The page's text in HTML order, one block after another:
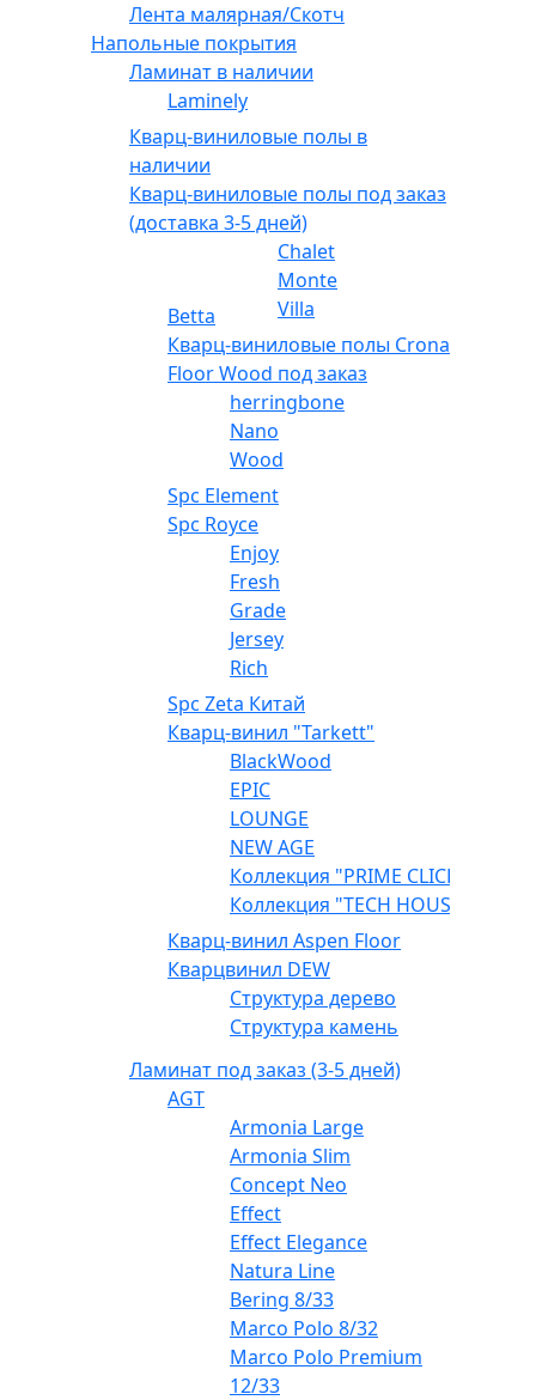
Лента малярная/Скотч
Напольные покрытия
Ламинат в наличии
Laminely
Кварц-виниловые полы в
наличии
Кварц-виниловые полы под заказ
(доставка 3-5 дней)
Betta
Chalet
Monte
Villa
Кварц-виниловые полы Crona
Floor Wood под заказ
herringbone
Nano
Wood
Spc Element
Spc Royce
Enjoy
Fresh
Grade
Jersey
Rich
Spc Zeta Китай
Кварц-винил "Tarkett"
BlackWood
EPIC
LOUNGE
NEW AGE
Коллекция "PRIME CLICK"
Коллекция "TECH HOUSE"
Кварц-винил Aspen Floor
Кварцвинил DEW
Структура дерево
Структура камень
Ламинат под заказ (3-5 дней)
AGT
Armonia Large
Armonia Slim
Concept Neo
Effect
Effect Elegance
Natura Line
Bering 8/33
Marco Polo 8/32
Marco Polo Premium
12/33